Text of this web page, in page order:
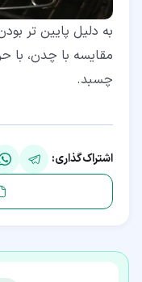
به دلیل پایین تر
مقایسه با چدن،
چسبد.
اشتراک‌گذاری: